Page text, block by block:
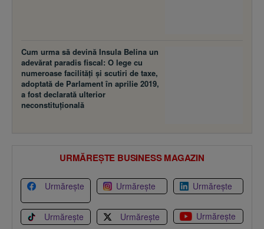
Cum urma să devină Insula Belina un
adevărat paradis fiscal: O lege cu
numeroase facilităţi şi scutiri de taxe,
adoptată de Parlament în aprilie 2019,
a fost declarată ulterior
neconstituţională
URMĂREȘTE BUSINESS MAGAZIN
Urmărește Urmărește Urmărește
Urmărește Urmărește
Urmărește